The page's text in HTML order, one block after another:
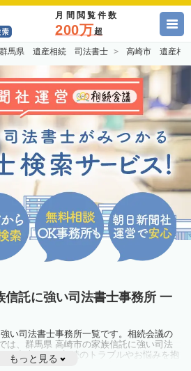
月間閲覧件数
200万超
群馬県 遺産相続 司法書士 高崎市 遺産相
信託に強い司法書士事務所 一
い司法書士事務所一覧です。相続会議の
は、群馬県 高崎市の家族信託に強い司法
が出来ます。相続のトラブルやお悩みを抱
書士に相談してみましょう。
もっと見る